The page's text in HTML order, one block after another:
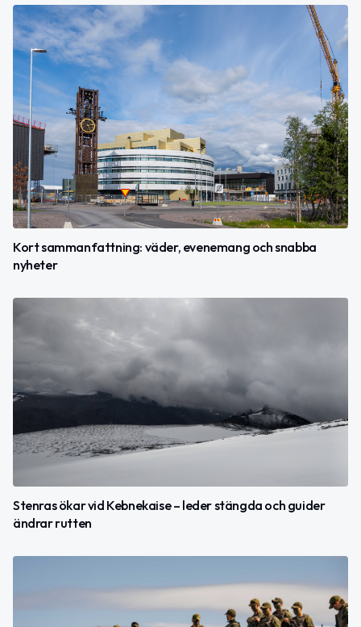
Kort sammanfattning: väder, evenemang och snabba
nyheter
Stenras ökar vid Kebnekaise – leder stängda och guider
ändrar rutten